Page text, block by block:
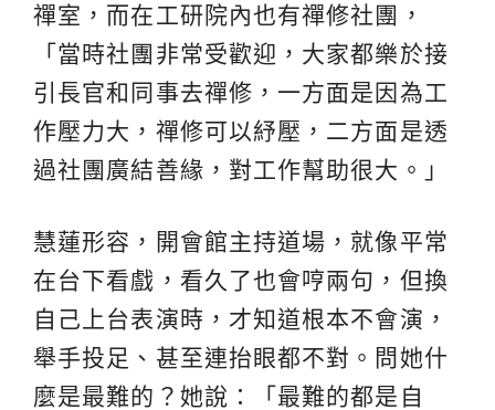
禪室，而在工研院內也有禪修社團，
「當時社團非常受歡迎，大家都樂於接
引長官和同事去禪修，一方面是因為工
作壓力大，禪修可以紓壓，二方面是透
過社團廣結善緣，對工作幫助很大。」
慧蓮形容，開會館主持道場，就像平常
在台下看戲，看久了也會哼兩句，但換
自己上台表演時，才知道根本不會演，
舉手投足、甚至連抬眼都不對。問她什
麼是最難的？她說：「最難的都是自